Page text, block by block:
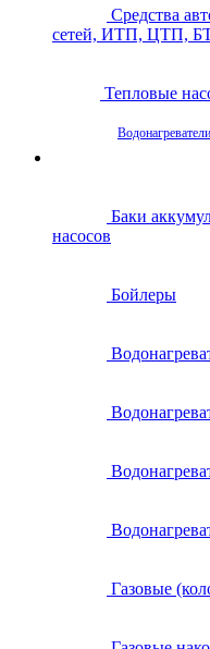
Средства
сетей, ИТП, ЦТП,
Тепловые
Водонагреватели
Баки
насосов
Бойлеры
Газовые